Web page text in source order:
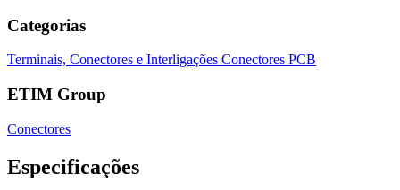
Categorias
Terminais, Conectores e Interligações Conectores PCB
ETIM Group
Conectores
Especificações